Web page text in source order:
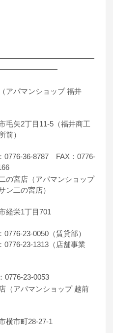
アパマンショップ 福井
毛矢2丁目11-5（福井商工
前）
0776-36-8787 FAX：0776-
の宮店（アパマンショップ
ン二の宮店）
経栄1丁目701
0776-23-0050（賃貸部）
0776-23-1313（店舗事業
0776-23-0053
（アパマンショップ 越前
横市町28-27-1